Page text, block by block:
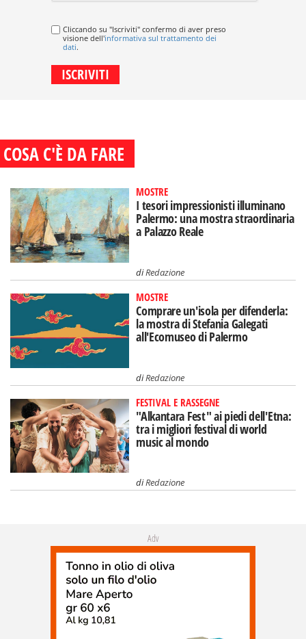
Cliccando su "Iscriviti" confermo di aver preso
visione dell'informativa sul trattamento dei
dati.
COSA C'È DA FARE
MOSTRE
I tesori impressionisti illuminano
Palermo: una mostra straordinaria
a Palazzo Reale
diRedazione
MOSTRE
Comprare un'isola per difenderla:
la mostra di Stefania Galegati
all'Ecomuseo di Palermo
diRedazione
FESTIVAL E RASSEGNE
"Alkantara Fest" ai piedi dell'Etna:
tra i migliori festival di world
music al mondo
diRedazione
Adv